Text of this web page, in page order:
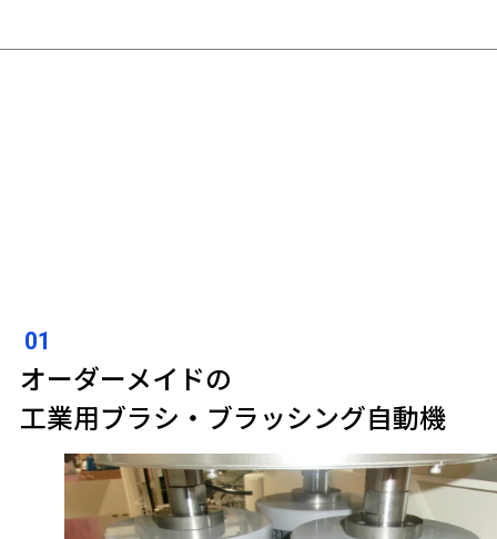
オーダーメイドの
工業用ブラシ・ブラッシング自動機